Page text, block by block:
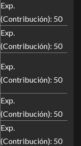
Exp.
(Contribución): 50
Exp.
(Contribución): 50
Exp.
(Contribución): 50
Exp.
(Contribución): 50
Exp.
(Contribución): 50